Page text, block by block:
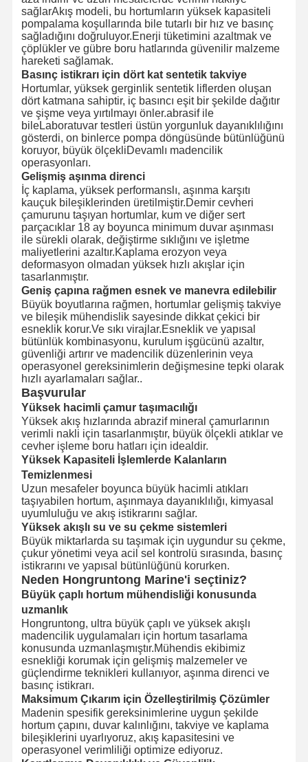
sağlarAkış modeli, bu hortumların yüksek kapasiteli
pompalama koşullarında bile tutarlı bir hız ve basınç
sağladığını doğruluyor.Enerji tüketimini azaltmak ve
çöplükler ve gübre boru hatlarında güvenilir malzeme
hareketi sağlamak.
Basınç istikrarı için dört kat sentetik takviye
Hortumlar, yüksek gerginlik sentetik liflerden oluşan
dört katmana sahiptir, iç basıncı eşit bir şekilde dağıtır
ve şişme veya yırtılmayı önler.abrasif ile
bileLaboratuvar testleri üstün yorgunluk dayanıklılığını
gösterdi, on binlerce pompa döngüsünde bütünlüğünü
koruyor, büyük ölçekliDevamlı madencilik
operasyonları.
Gelişmiş aşınma direnci
İç kaplama, yüksek performanslı, aşınma karşıtı
kauçuk bileşiklerinden üretilmiştir.Demir cevheri
çamurunu taşıyan hortumlar, kum ve diğer sert
parçacıklar 18 ay boyunca minimum duvar aşınması
ile sürekli olarak, değiştirme sıklığını ve işletme
maliyetlerini azaltır.Kaplama erozyon veya
deformasyon olmadan yüksek hızlı akışlar için
tasarlanmıştır.
Geniş çapına rağmen esnek ve manevra edilebilir
Büyük boyutlarına rağmen, hortumlar gelişmiş takviye
ve bileşik mühendislik sayesinde dikkat çekici bir
esneklik korur.Ve sıkı virajlar.Esneklik ve yapısal
bütünlük kombinasyonu, kurulum işgücünü azaltır,
güvenliği artırır ve madencilik düzenlerinin veya
operasyonel gereksinimlerin değişmesine tepki olarak
hızlı ayarlamaları sağlar..
Başvurular
Yüksek hacimli çamur taşımacılığı
Yüksek akış hızlarında abrazif mineral çamurlarının
verimli nakli için tasarlanmıştır, büyük ölçekli atıklar ve
cevher işleme boru hatları için idealdir.
Yüksek Kapasiteli İşlemlerde Kalanların
Temizlenmesi
Uzun mesafeler boyunca büyük hacimli atıkları
taşıyabilen hortum, aşınmaya dayanıklılığı, kimyasal
uyumluluğu ve akış istikrarını sağlar.
Yüksek akışlı su ve su çekme sistemleri
Büyük miktarlarda su taşımak için uygundur su çekme,
çukur yönetimi veya acil sel kontrolü sırasında, basınç
istikrarını ve yapısal bütünlüğünü korurken.
Neden Hongruntong Marine'i seçtiniz?
Büyük çaplı hortum mühendisliği konusunda
uzmanlık
Hongruntong, ultra büyük çaplı ve yüksek akışlı
madencilik uygulamaları için hortum tasarlama
konusunda uzmanlaşmıştır.Mühendis ekibimiz
esnekliği korumak için gelişmiş malzemeler ve
güçlendirme teknikleri kullanıyor, aşınma direnci ve
basınç istikrarı.
Maksimum Çıkarım için Özelleştirilmiş Çözümler
Madenin spesifik gereksinimlerine uygun şekilde
hortum çapını, duvar kalınlığını, takviye ve kaplama
bileşiklerini uyarlıyoruz, akış kapasitesini ve
operasyonel verimliliği optimize ediyoruz.